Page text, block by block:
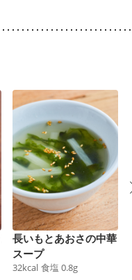
長いもとあおさの中華
スープ
32kcal 食塩 0.8g